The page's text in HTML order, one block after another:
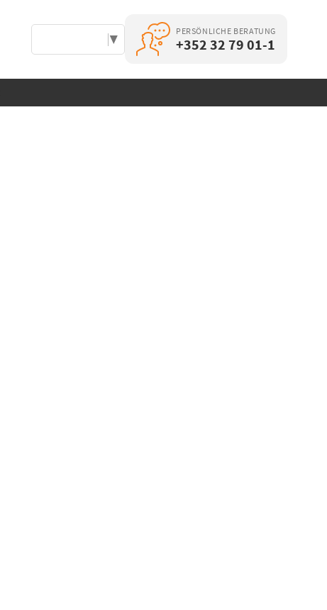
▼
PERSÖNLICHE BERATUNG
+352 32 79 01-1